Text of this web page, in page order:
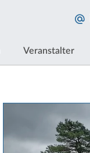
Veranstalter